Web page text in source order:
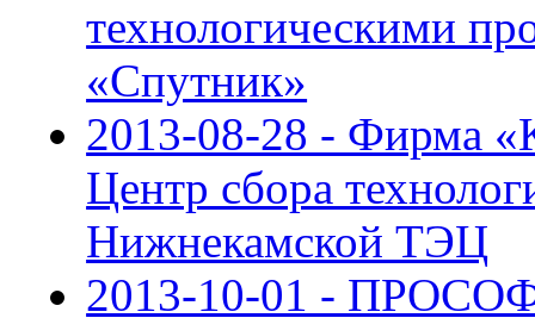
технологическими
«Спутник»
2013-08-28 - Фирма
Центр сбора
Нижнекамской ТЭЦ
2013-10-01 -